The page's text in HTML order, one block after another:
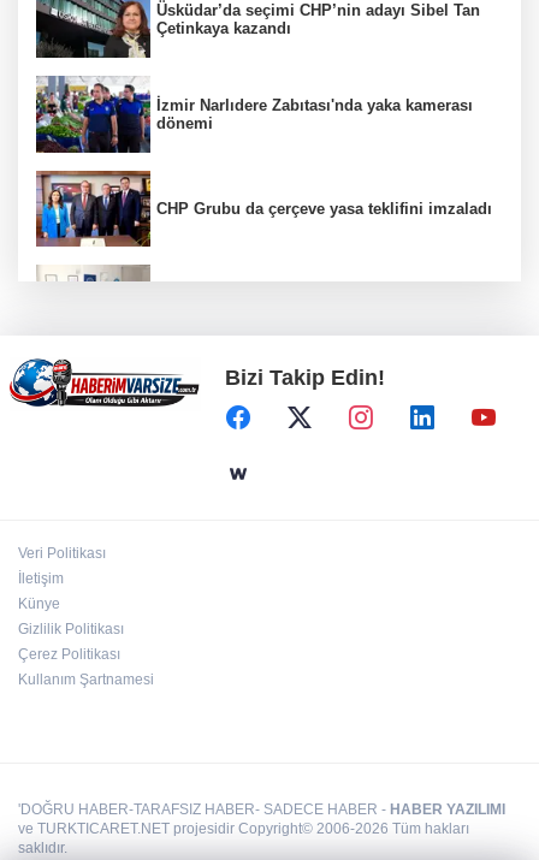
Üsküdar’da seçimi CHP’nin adayı Sibel Tan
Çetinkaya kazandı
İzmir Narlıdere Zabıtası'nda yaka kamerası
dönemi
CHP Grubu da çerçeve yasa teklifini imzaladı
Kütahya'da Başkan Kahveci'den çalışmalara
yakın mercek
Sokakta neler konuşuluyor? Kemal
Bizi Takip Edin!
Veri Politikası
İletişim
Künye
Gizlilik Politikası
Çerez Politikası
Kullanım Şartnamesi
'DOĞRU HABER-TARAFSIZ HABER- SADECE HABER - HABER YAZILIMI
ve TURKTICARET.NET projesidir Copyright© 2006-2026 Tüm hakları
saklıdır.